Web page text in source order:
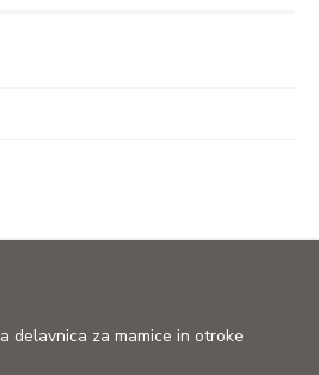
delavnica za mamice in otroke